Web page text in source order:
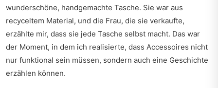
wunderschöne, handgemachte Tasche. Sie war aus
recyceltem Material, und die Frau, die sie verkaufte,
erzählte mir, dass sie jede Tasche selbst macht. Das war
der Moment, in dem ich realisierte, dass Accessoires nicht
nur funktional sein müssen, sondern auch eine Geschichte
erzählen können.